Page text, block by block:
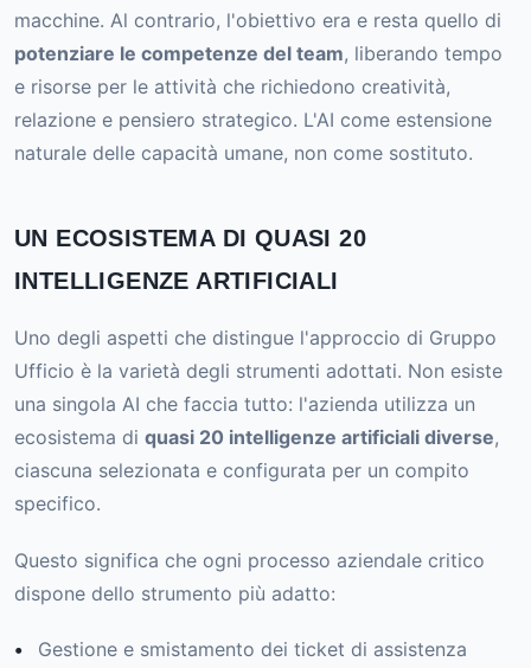
macchine. Al contrario, l'obiettivo era e resta quello di
potenziare le competenze del team, liberando tempo
e risorse per le attività che richiedono creatività,
relazione e pensiero strategico. L'AI come estensione
naturale delle capacità umane, non come sostituto.
UN ECOSISTEMA DI QUASI 20
INTELLIGENZE ARTIFICIALI
Uno degli aspetti che distingue l'approccio di Gruppo
Ufficio è la varietà degli strumenti adottati. Non esiste
una singola AI che faccia tutto: l'azienda utilizza un
ecosistema di quasi 20 intelligenze artificiali diverse,
ciascuna selezionata e configurata per un compito
specifico.
Questo significa che ogni processo aziendale critico
dispone dello strumento più adatto:
Gestione e smistamento dei ticket di assistenza